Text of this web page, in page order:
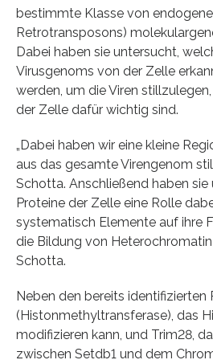
bestimmte Klasse von
Retrotransposons)
Dabei haben sie untersucht,
Virusgenoms von der Zelle
werden, um die Viren
der Zelle dafür wichtig sind.
„Dabei haben wir eine kleine
aus das gesamte Virengenom
Schotta. Anschließend haben
Proteine der Zelle eine Rolle
systematisch Elemente auf ihre
die Bildung von Heterochromatin
Schotta.
Neben den bereits identifizierten
(Histonmethyltransferase), das
modifizieren kann, und Trim28,
zwischen Setdb1 und dem